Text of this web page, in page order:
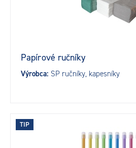
Papírové ručníky
Výrobca: SP ručníky, kapesníky
TIP